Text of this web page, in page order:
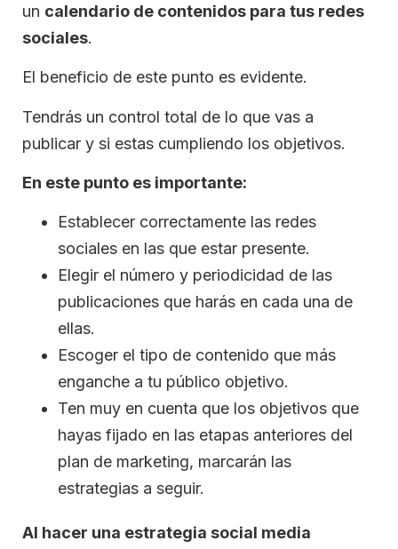
un calendario de contenidos para tus redes
sociales.
El beneficio de este punto es evidente.
Tendrás un control total de lo que vas a
publicar y si estas cumpliendo los objetivos.
En este punto es importante:
Establecer correctamente las redes
sociales en las que estar presente.
Elegir el número y periodicidad de las
publicaciones que harás en cada una de
ellas.
Escoger el tipo de contenido que más
enganche a tu público objetivo.
Ten muy en cuenta que los objetivos que
hayas fijado en las etapas anteriores del
plan de marketing, marcarán las
estrategias a seguir.
Al hacer una estrategia social media